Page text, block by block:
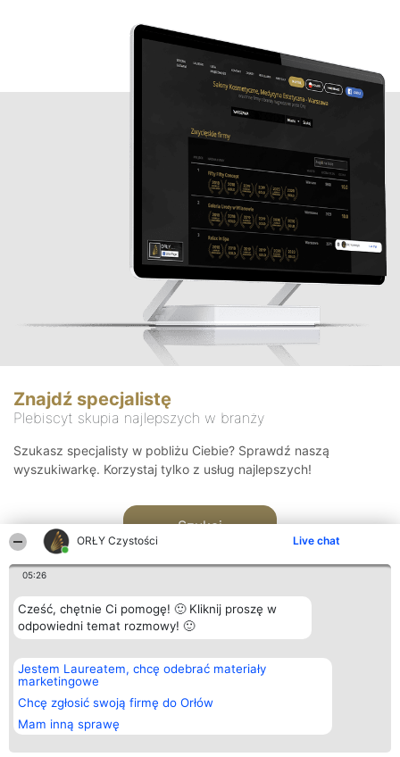
ORŁY Czystości Live chat
05:26
Cześć, chętnie Ci pomogę! 🙂 Kliknij proszę w
odpowiedni temat rozmowy! 🙂
Jestem Laureatem, chcę odebrać materiały
marketingowe
Chcę zgłosić swoją firmę do Orłów
Mam inną sprawę
Znajdź specjalistę
Plebiscyt skupia najlepszych w branży
Szukasz specjalisty w pobliżu Ciebie? Sprawdź naszą
wyszukiwarkę. Korzystaj tylko z usług najlepszych!
Szukaj
Organizator plebiscytu
Bright Side Solutions sp. z o.
o. sp. k.
ul. Ruska 22
Wrocław 50-079
KRS 0000749100 | Regon
381313360 | NIP 8943132676
Plebiscyt
Laureaci
wszystkich
Laureatów
Regulamin
Kontakt
Kontakt